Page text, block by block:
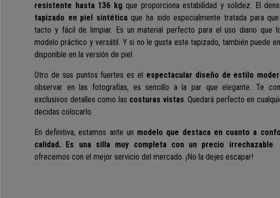
resistente hasta 136 kg que proporciona estabilidad y solidez. El
tapizado enpiel sintética que ha sido especialmente tratada para
tacto y fácil de limpiar. Es un material perfecto para el uso diario que
modelo práctico y versátil. Y si no le gusta este tapizado, también puede
disponible en la versión de piel.
Otro de sus puntos fuertes es el espectacular diseño de estilo
observar en las fotografías, es sencillo a la par que elegante. Te
exclusivos detalles como las costuras vistas. Quedará perfecto en
decidas colocarlo.
En definitiva, estamos ante un modelo que destaca en cuanto a
calidad. Es una silla muy completa con un precio irrechazable.
ofrecemos con el mejor servicio del mercado. ¡No la dejes escapar!